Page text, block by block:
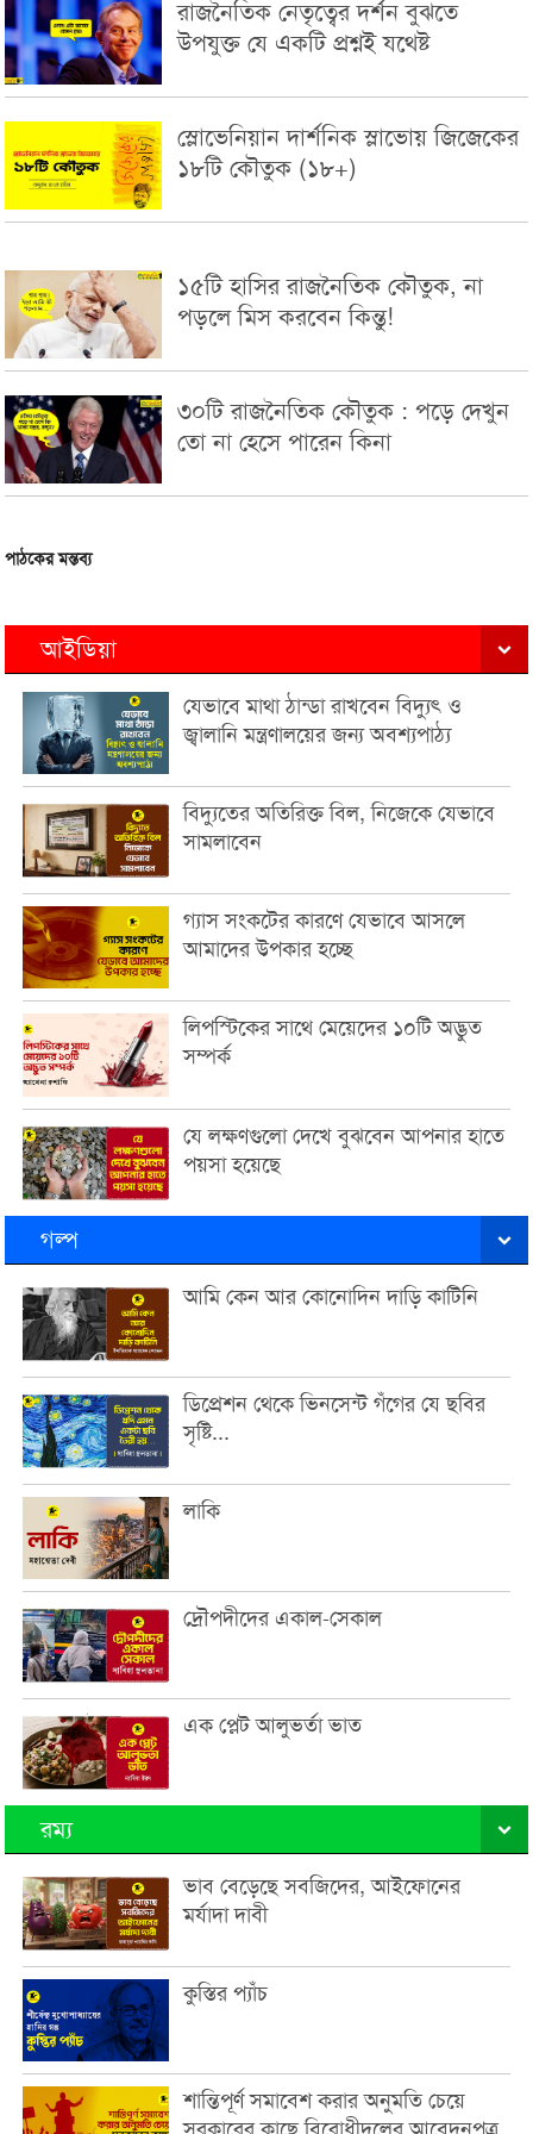
রাজনৈতিক নেতৃত্বের দর্শন বুঝতে
উপযুক্ত যে একটি প্রশ্নই যথেষ্ট
স্লোভেনিয়ান দার্শনিক স্লাভোয় জিজেকের
১৮টি কৌতুক (১৮+)
১৫টি হাসির রাজনৈতিক কৌতুক, না
পড়লে মিস করবেন কিন্তু!
৩০টি রাজনৈতিক কৌতুক : পড়ে দেখুন
তো না হেসে পারেন কিনা
পাঠকের মন্তব্য
আইডিয়া
যেভাবে মাথা ঠান্ডা রাখবেন বিদ্যুৎ ও
জ্বালানি মন্ত্রণালয়ের জন্য অবশ্যপাঠ্য
বিদ্যুতের অতিরিক্ত বিল, নিজেকে যেভাবে
সামলাবেন
গ্যাস সংকটের কারণে যেভাবে আসলে
আমাদের উপকার হচ্ছে
লিপস্টিকের সাথে মেয়েদের ১০টি অদ্ভুত
সম্পর্ক
যে লক্ষণগুলো দেখে বুঝবেন আপনার হাতে
পয়সা হয়েছে
গল্প
আমি কেন আর কোনোদিন দাড়ি কাটিনি
ডিপ্রেশন থেকে ভিনসেন্ট গঁগের যে ছবির
সৃষ্টি...
লাকি
দ্রৌপদীদের একাল-সেকাল
এক প্লেট আলুভর্তা ভাত
রম্য
ভাব বেড়েছে সবজিদের, আইফোনের
মর্যাদা দাবী
কুস্তির প্যাঁচ
শান্তিপূর্ণ সমাবেশ করার অনুমতি চেয়ে